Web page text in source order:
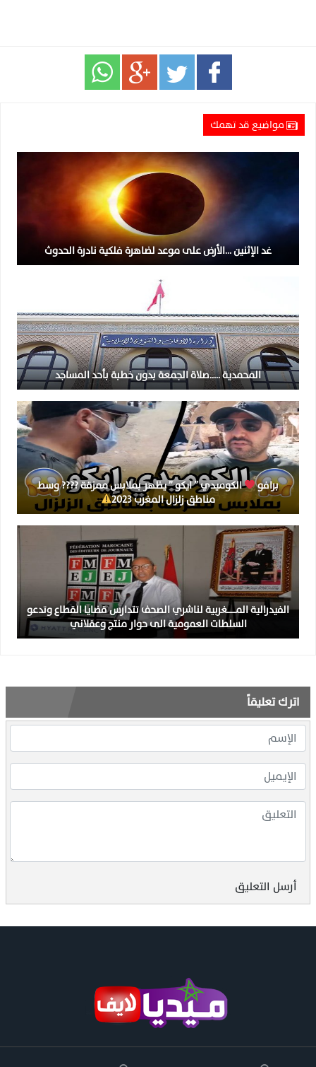
مواضيع قد تهمك
غد الإثنين …الأرض على موعد لضاهرة فلكية نادرة الحدوث
المحمدية …..صلاة الجمعة بدون خطبة بأحد المساجد
برافو
الكوميدي ” ايكو ” يظهر بملابس ممزقة ???? وسط
مناطق زلزال المغرب 2023
الفيدرالية المــــــغربية لناشري الصحف تتدارس قضايا القطاع وتدعو
السلطات العمومية الى حوار منتج وعقلاني
اترك تعليقاً
أرسل التعليق